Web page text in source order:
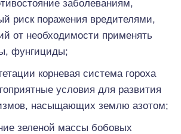
заболеваниям,
риск поражения вредителями,
от необходимости применять
фунгициды;
корневая система гороха
условия для развития
насыщающих землю азотом;
зеленой массы бобовых